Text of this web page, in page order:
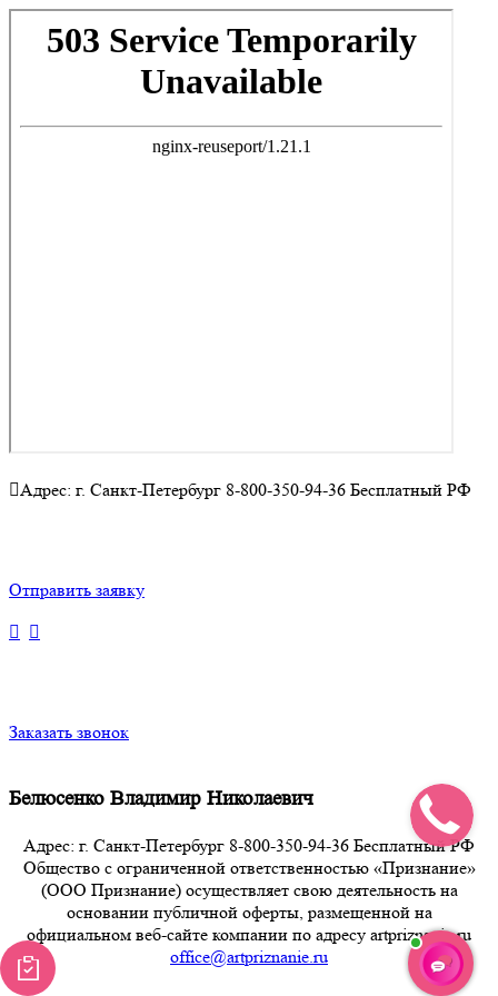
Адрес: г. Санкт-Петербург 8-800-350-94-36 Бесплатный РФ
Отправить заявку
Заказать звонок
Белюсенко Владимир Николаевич
Адрес: г. Санкт-Петербург 8-800-350-94-36 Бесплатный РФ
Общество с ограниченной ответственностью «Признание»
(ООО Признание) осуществляет свою деятельность на
основании публичной оферты, размещенной на
официальном веб-сайте компании по адресу artpriznanie.ru
office@artpriznanie.ru